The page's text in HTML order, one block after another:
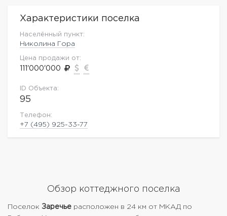
Характеристики поселка
Населённый пункт:
Николина Гора
Цена продажи от:
111'000'000
ID Объекта:
95
Телефон:
+7 (495) 925-33-77
Обзор коттеджного поселка
Поселок Заречье расположен в 24 км от МКАД по